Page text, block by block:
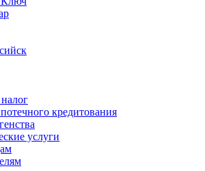
кредитования
услуги